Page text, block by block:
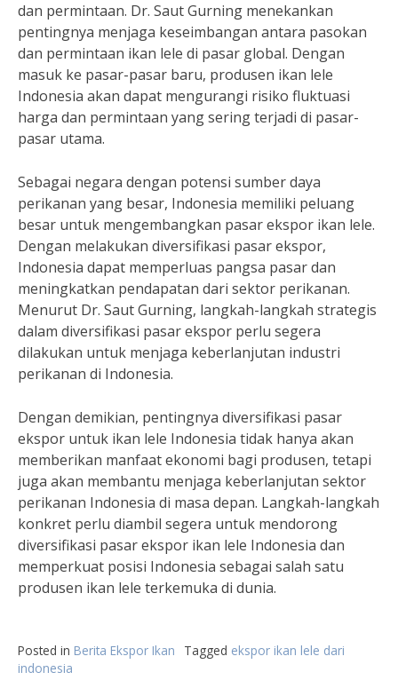
dan permintaan. Dr. Saut Gurning menekankan
pentingnya menjaga keseimbangan antara pasokan
dan permintaan ikan lele di pasar global. Dengan
masuk ke pasar-pasar baru, produsen ikan lele
Indonesia akan dapat mengurangi risiko fluktuasi
harga dan permintaan yang sering terjadi di pasar-
pasar utama.
Sebagai negara dengan potensi sumber daya
perikanan yang besar, Indonesia memiliki peluang
besar untuk mengembangkan pasar ekspor ikan lele.
Dengan melakukan diversifikasi pasar ekspor,
Indonesia dapat memperluas pangsa pasar dan
meningkatkan pendapatan dari sektor perikanan.
Menurut Dr. Saut Gurning, langkah-langkah strategis
dalam diversifikasi pasar ekspor perlu segera
dilakukan untuk menjaga keberlanjutan industri
perikanan di Indonesia.
Dengan demikian, pentingnya diversifikasi pasar
ekspor untuk ikan lele Indonesia tidak hanya akan
memberikan manfaat ekonomi bagi produsen, tetapi
juga akan membantu menjaga keberlanjutan sektor
perikanan Indonesia di masa depan. Langkah-langkah
konkret perlu diambil segera untuk mendorong
diversifikasi pasar ekspor ikan lele Indonesia dan
memperkuat posisi Indonesia sebagai salah satu
produsen ikan lele terkemuka di dunia.
Posted in Berita Ekspor Ikan Tagged ekspor ikan lele dari
indonesia